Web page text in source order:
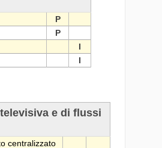
P
P
I
I
e di flussi
centralizzato